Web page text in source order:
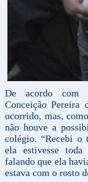
De acordo com
Conceição Pereira
ocorrido, mas,
não houve a
colégio. “Recebi o
ela estivesse toda
falando que ela
estava com o rosto